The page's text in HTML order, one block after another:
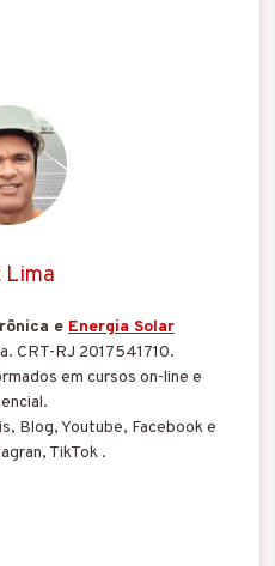
Lima
e Energia Solar
CRT-RJ 2017541710.
em cursos on-line e
Blog, Youtube, Facebook e
TikTok .